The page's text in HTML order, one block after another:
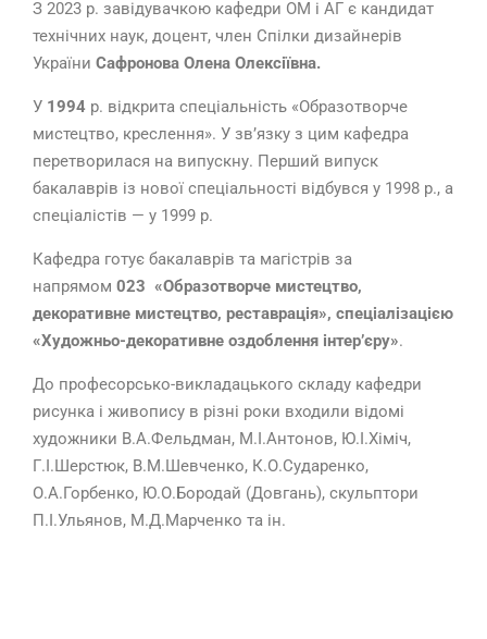
З 2023 р. завідувачкою кафедри ОМ і АГ є кандидат
технічних наук, доцент, член Спілки дизайнерів
України Сафронова Олена Олексіївна.
У 1994 р. відкрита спеціальність «Образотворче
мистецтво, креслення». У зв’язку з цим кафедра
перетворилася на випускну. Перший випуск
бакалаврів із нової спеціальності відбувся у 1998 р., а
спеціалістів — у 1999 р.
Кафедра готує бакалаврів та магістрів за
напрямом 023 «Образотворче мистецтво,
декоративне мистецтво, реставрація», спеціалізацією
«Художньо-декоративне оздоблення інтер’єру».
До професорсько-викладацького складу кафедри
рисунка і живопису в різні роки входили відомі
художники В.А.Фельдман, М.І.Антонов, Ю.І.Хіміч,
Г.І.Шерстюк, В.М.Шевченко, К.О.Сударенко,
О.А.Горбенко, Ю.О.Бородай (Довгань), скульптори
П.І.Ульянов, М.Д.Марченко та ін.